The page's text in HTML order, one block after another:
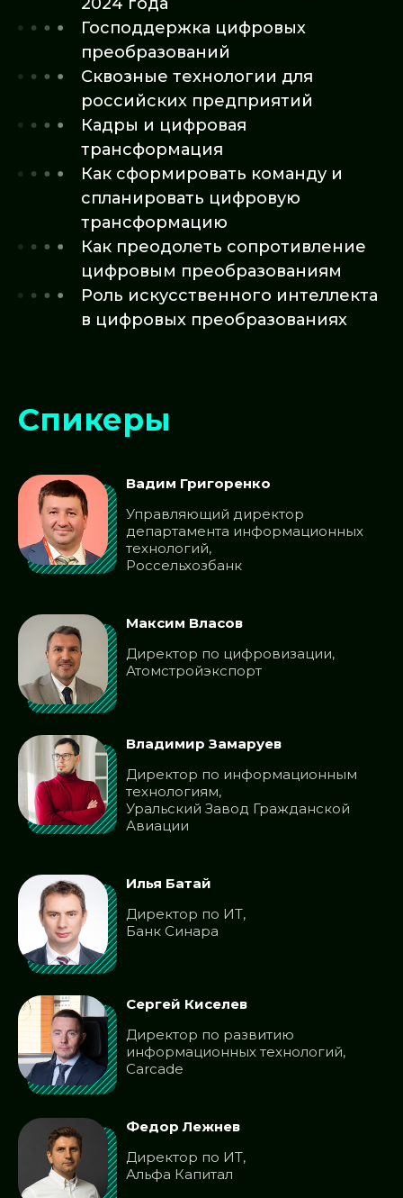
Господдержка цифровых
преобразований
Сквозные технологии для
российских предприятий
Кадры и цифровая
трансформация
Как сформировать команду и
спланировать цифровую
трансформацию
Как преодолеть сопротивление
цифровым преобразованиям
Роль искусственного интеллекта
в цифровых преобразованиях
Спикеры
Вадим Григоренко
Управляющий директор
департамента информационных
технологий,
Россельхозбанк
Максим Власов
Директор по цифровизации,
Атомстройэкспорт
Владимир Замаруев
Директор по информационным
технологиям,
Уральский Завод Гражданской
Авиации
Илья Батай
Директор по ИТ,
Банк Синара
Сергей Киселев
Директор по развитию
информационных технологий,
Carcade
Федор Лежнев
Директор по ИТ,
Альфа Капитал